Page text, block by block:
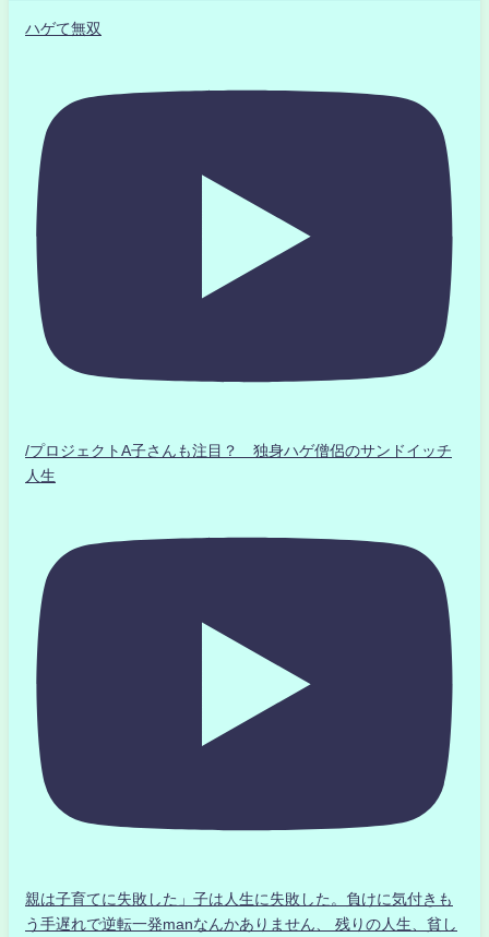
ハゲて無双
/プロジェクトA子さんも注目？ 独身ハゲ僧侶のサンドイッチ
人生
親は子育てに失敗した」子は人生に失敗した。負けに気付きも
う手遅れで逆転一発manなんかありません、 残りの人生、貧し